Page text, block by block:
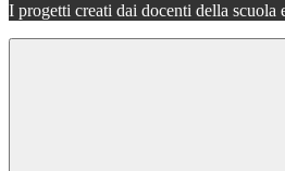
I progetti creati dai docenti della scuola